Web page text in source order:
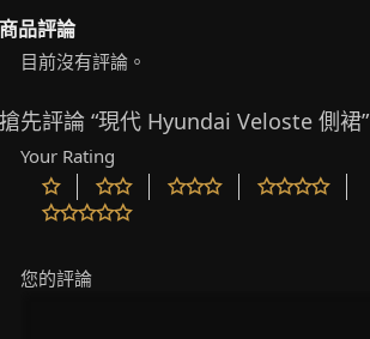
品評論
目前沒有評論。
先評論 “現代 Hyundai Veloste 側裙”
Your Rating
您的評論